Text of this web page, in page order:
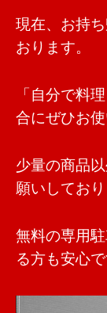
現在、お持
おります。
「自分で料
合にぜひお使
少量の商品
願いしており
無料の専用
る方も安心で